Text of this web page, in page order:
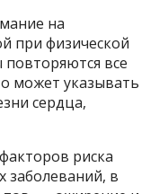
на
при физической
повторяются все
может указывать
сердца,
риска
заболеваний, в